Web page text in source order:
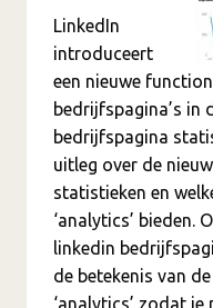
LinkedIn
introduceert
een nieuwe
bedrijfspagina’s in
bedrijfspagina
uitleg over de
statistieken en
‘analytics’ bieden.
linkedin
de betekenis van
‘analytics’ zodat je